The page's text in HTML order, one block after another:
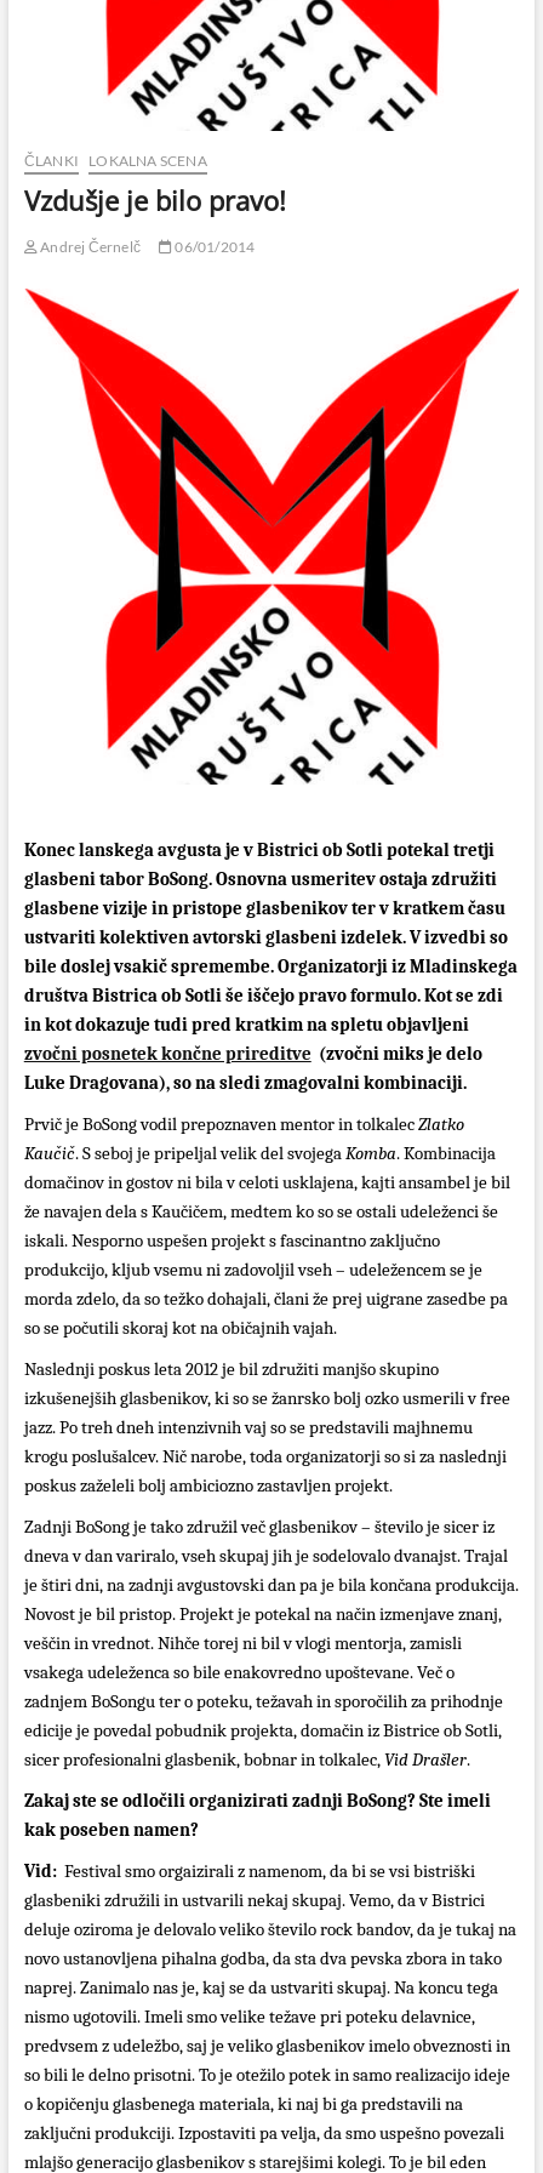
ČLANKI LOKALNA SCENA
Vzdušje je bilo pravo!
Andrej Černelč 06/01/2014
Konec lanskega avgusta je v Bistrici ob Sotli potekal tretji
glasbeni tabor BoSong. Osnovna usmeritev ostaja združiti
glasbene vizije in pristope glasbenikov ter v kratkem času
ustvariti kolektiven avtorski glasbeni izdelek. V izvedbi so
bile doslej vsakič spremembe. Organizatorji iz Mladinskega
društva Bistrica ob Sotli še iščejo pravo formulo. Kot se zdi
in kot dokazuje tudi pred kratkim na spletu objavljeni
zvočni posnetek končne prireditve (zvočni miks je delo
Luke Dragovana), so na sledi zmagovalni kombinaciji.
Prvič je BoSong vodil prepoznaven mentor in tolkalecZlatko
Kaučič. S seboj je pripeljal velik del svojegaKomba. Kombinacija
domačinov in gostov ni bila v celoti usklajena, kajti ansambel je bil
že navajen dela s Kaučičem, medtem ko so se ostali udeleženci še
iskali. Nesporno uspešen projekt s fascinantno zaključno
produkcijo, kljub vsemu ni zadovoljil vseh – udeležencem se je
morda zdelo, da so težko dohajali, člani že prej uigrane zasedbe pa
so se počutili skoraj kot na običajnih vajah.
Naslednji poskus leta 2012 je bil združiti manjšo skupino
izkušenejših glasbenikov, ki so se žanrsko bolj ozko usmerili v free
jazz. Po treh dneh intenzivnih vaj so se predstavili majhnemu
krogu poslušalcev. Nič narobe, toda organizatorji so si za naslednji
poskus zaželeli bolj ambiciozno zastavljen projekt.
Zadnji BoSong je tako združil več glasbenikov – število je sicer iz
dneva v dan variralo, vseh skupaj jih je sodelovalo dvanajst. Trajal
je štiri dni, na zadnji avgustovski dan pa je bila končana produkcija.
Novost je bil pristop. Projekt je potekal na način izmenjave znanj,
veščin in vrednot. Nihče torej ni bil v vlogi mentorja, zamisli
vsakega udeleženca so bile enakovredno upoštevane. Več o
zadnjem BoSongu ter o poteku, težavah in sporočilih za prihodnje
edicije je povedal pobudnik projekta, domačin iz Bistrice ob Sotli,
sicer profesionalni glasbenik, bobnar in tolkalec,Vid Drašler.
Zakaj ste se odločili organizirati zadnji BoSong? Ste imeli
kak poseben namen?
Vid: Festival smo orgaizirali z namenom, da bi se vsi bistriški
glasbeniki združili in ustvarili nekaj skupaj. Vemo, da v Bistrici
deluje oziroma je delovalo veliko število rock bandov, da je tukaj na
novo ustanovljena pihalna godba, da sta dva pevska zbora in tako
naprej. Zanimalo nas je, kaj se da ustvariti skupaj. Na koncu tega
nismo ugotovili. Imeli smo velike težave pri poteku delavnice,
predvsem z udeležbo, saj je veliko glasbenikov imelo obveznosti in
so bili le delno prisotni. To je otežilo potek in samo realizacijo ideje
o kopičenju glasbenega materiala, ki naj bi ga predstavili na
zaključni produkciji. Izpostaviti pa velja, da smo uspešno povezali
mlajšo generacijo glasbenikov s starejšimi kolegi. To je bil eden